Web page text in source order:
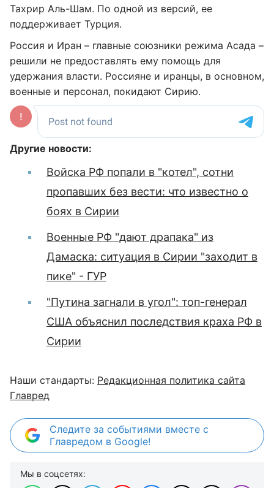
Тахрир Аль-Шам. По одной из версий, ее
поддерживает Турция.
Россия и Иран – главные союзники режима Асада –
решили не предоставлять ему помощь для
удержания власти. Россияне и иранцы, в основном,
военные и персонал, покидают Сирию.
Другие новости:
Войска РФ попали в "котел", сотни
пропавших без вести: что известно о
боях в Сирии
Военные РФ "дают драпака" из
Дамаска: ситуация в Сирии "заходит в
пике" - ГУР
"Путина загнали в угол": топ-генерал
США объяснил последствия краха РФ в
Сирии
Наши стандарты: Редакционная политика сайта
Главред
Следите за событиями вместе с
Главредом в Google!
Мы в соцсетях: